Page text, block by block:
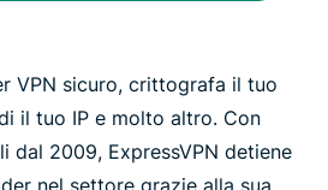
VPN sicuro, crittografa il tuo
il tuo IP e molto altro. Con
dal 2009, ExpressVPN detiene
nel settore grazie alla sua